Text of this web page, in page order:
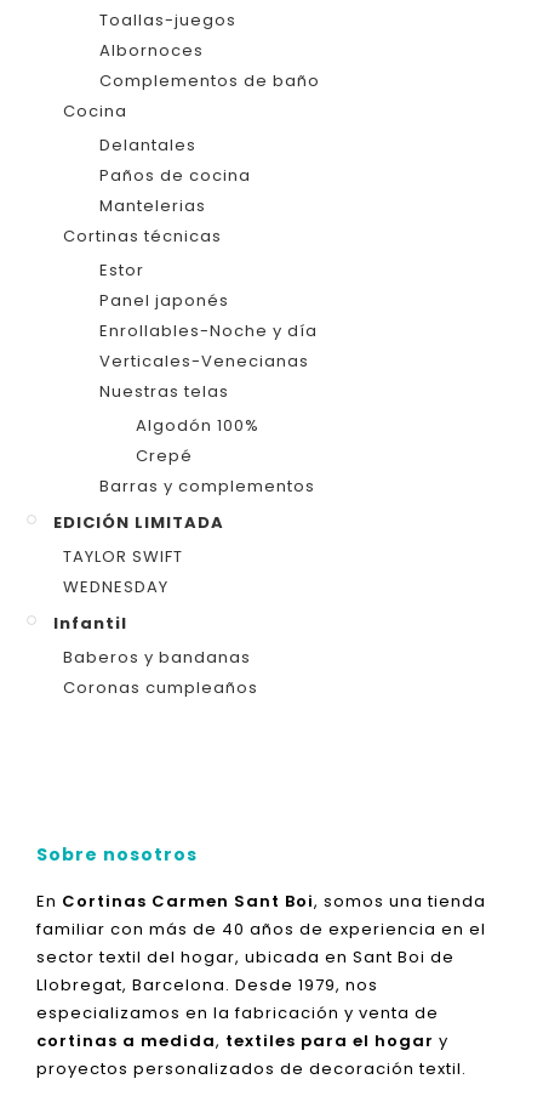
Toallas-juegos
Albornoces
Complementos de baño
Cocina
Delantales
Paños de cocina
Mantelerias
Cortinas técnicas
Estor
Panel japonés
Enrollables-Noche y día
Verticales-Venecianas
Nuestras telas
Algodón 100%
Crepé
Barras y complementos
EDICIÓN LIMITADA
TAYLOR SWIFT
WEDNESDAY
Infantil
Baberos y bandanas
Coronas cumpleaños
Sobre nosotros
En Cortinas Carmen Sant Boi, somos una tienda
familiar con más de 40 años de experiencia en el
sector textil del hogar, ubicada en Sant Boi de
Llobregat, Barcelona. Desde 1979, nos
especializamos en la fabricación y venta de
cortinas a medida, textiles para el hogar y
proyectos personalizados de decoración textil.